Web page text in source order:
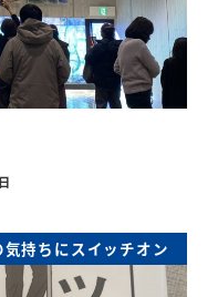
気持ちにスイッチオン